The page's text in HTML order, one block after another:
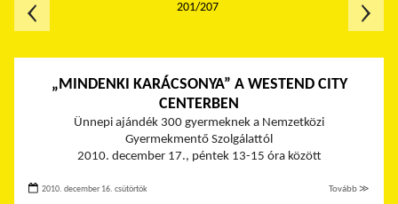
„MINDENKI KARÁCSONYA” A WESTEND CITY
CENTERBEN
Ünnepi ajándék 300 gyermeknek a Nemzetközi
Gyermekmentő Szolgálattól
2010. december 17., péntek 13-15 óra között
2010. december 16. csütörtök Tovább ≫
201/207